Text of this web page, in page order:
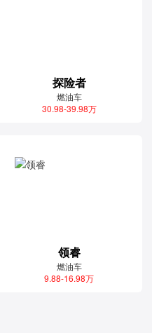
探险者
燃油车
30.98-39.98万
领睿
燃油车
9.88-16.98万